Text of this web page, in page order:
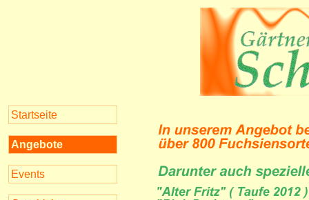
Startseite
Angebote
Events